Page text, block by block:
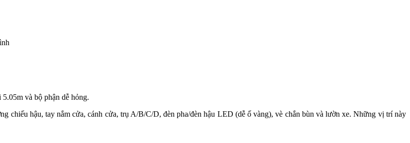
và bộ phận dễ hỏng.
chiếu hậu, tay nắm cửa, cánh cửa, trụ A/B/C/D, đèn pha/đèn hậu LED (dễ ố vàng), vè chắn bùn và lườn xe. Những vị trí này